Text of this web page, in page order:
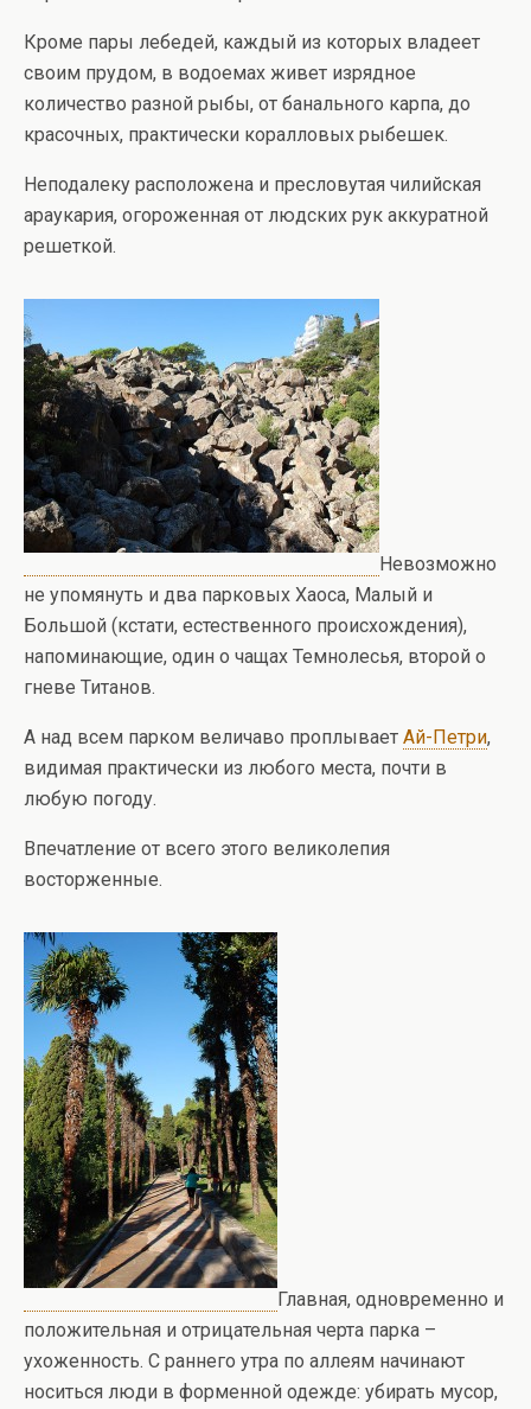
Кроме пары лебедей, каждый из которых владеет
своим прудом, в водоемах живет изрядное
количество разной рыбы, от банального карпа, до
красочных, практически коралловых рыбешек.
Неподалеку расположена и пресловутая чилийская
араукария, огороженная от людских рук аккуратной
решеткой.
Невозможно
не упомянуть и два парковых Хаоса, Малый и
Большой (кстати, естественного происхождения),
напоминающие, один о чащах Темнолесья, второй о
гневе Титанов.
А над всем парком величаво проплывает Ай-Петри,
видимая практически из любого места, почти в
любую погоду.
Впечатление от всего этого великолепия
восторженные.
Главная, одновременно и
положительная и отрицательная черта парка –
ухоженность. С раннего утра по аллеям начинают
носиться люди в форменной одежде: убирать мусор,